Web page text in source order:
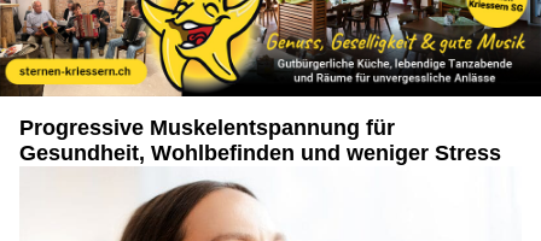
Progressive Muskelentspannung für
Gesundheit, Wohlbefinden und weniger Stress